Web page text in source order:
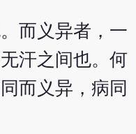
而义异者，一
汗之间也。何
而义异，病同